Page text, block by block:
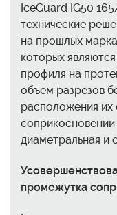
IceGuard IG50
технические
на прошлых
которых
профиля на
объем разрезов
расположения их
диаметральная и
промежутка